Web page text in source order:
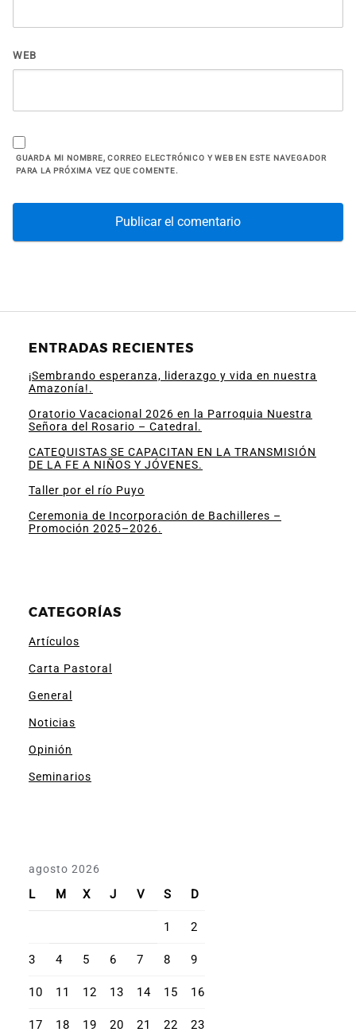
WEB
GUARDA MI NOMBRE, CORREO ELECTRÓNICO Y WEB EN ESTE NAVEGADOR
PARA LA PRÓXIMA VEZ QUE COMENTE.
ENTRADAS RECIENTES
¡Sembrando esperanza, liderazgo y vida en nuestra
Amazonía!.
Oratorio Vacacional 2026 en la Parroquia Nuestra
Señora del Rosario – Catedral.
CATEQUISTAS SE CAPACITAN EN LA TRANSMISIÓN
DE LA FE A NIÑOS Y JÓVENES.
Taller por el río Puyo
Ceremonia de Incorporación de Bachilleres –
Promoción 2025–2026.
CATEGORÍAS
Artículos
Carta Pastoral
General
Noticias
Opinión
Seminarios
agosto 2026
L M X J V S D
1 2
3 4 5 6 7 8 9
10 11 12 13 14 15 16
17 18 19 20 21 22 23